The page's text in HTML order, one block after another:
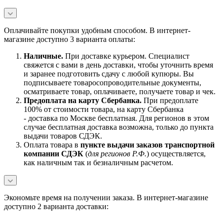
Оплачивайте покупки удобным способом. В интернет-
магазине доступно 3 варианта оплаты:
Наличные. При доставке курьером. Специалист
свяжется с вами в день доставки, чтобы уточнить время
и заранее подготовить сдачу с любой купюры. Вы
подписываете товаросопроводительные документы,
осматриваете товар, оплачиваете, получаете товар и чек.
Предоплата на карту Сбербанка. При предоплате
100% от стоимости товара, на карту Сбербанка
- доставка по Москве бесплатная. Для регионов в этом
случае бесплатная доставка возможна, только до пункта
выдачи товаров СДЭК.
Оплата товара в пункте выдачи заказов транспортной
компании СДЭК (для регионов Р.Ф.) осуществляется,
как наличным так и безналичным расчетом.
Экономьте время на получении заказа. В интернет-магазине
доступно 2 варианта доставки: